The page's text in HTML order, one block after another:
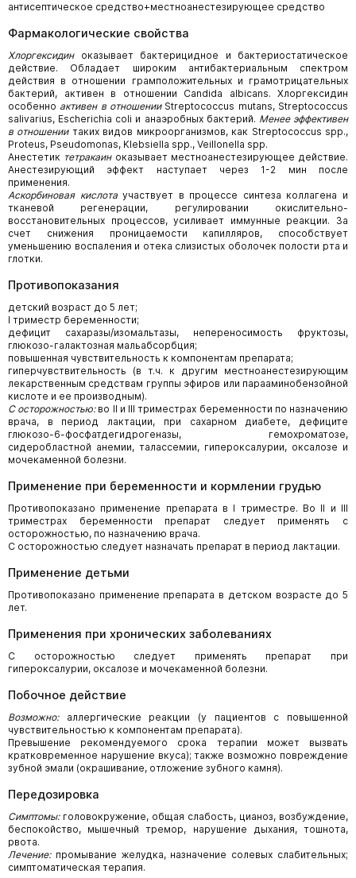
антисептическое средство+местноанестезирующее средство
Фармакологические свойства
Хлоргексидиноказывает бактерицидное и бактериостатическое
действие. Обладает широким антибактериальным спектром
действия в отношении грамположительных и грамотрицательных
бактерий, активен в отношении Candida albicans. Хлоргексидин
особенно активен в отношенииStreptococcus mutans, Streptococcus
salivarius, Escherichia coli и анаэробных бактерий. Менее эффективен
в отношениитаких видов микроорганизмов, как Streptococcus spp.,
Proteus, Pseudomonas, Klebsiella spp., Veillonella spp.
Анестетик тетракаиноказывает местноанестезирующее действие.
Анестезирующий эффект наступает через 1-2 мин после
применения.
Аскорбиновая кислотаучаствует в процессе синтеза коллагена и
тканевой регенерации, регулировании окислительно-
восстановительных процессов, усиливает иммунные реакции. За
счет снижения проницаемости капилляров, способствует
уменьшению воспаления и отека слизистых оболочек полости рта и
глотки.
Противопоказания
детский возраст до 5 лет;
I триместр беременности;
дефицит сахаразы/изомальтазы, непереносимость фруктозы,
глюкозо-галактозная мальабсорбция;
повышенная чувствительность к компонентам препарата;
гиперчувствительность (в т.ч. к другим местноанестезирующим
лекарственным средствам группы эфиров или парааминобензойной
кислоте и ее производным).
С осторожностью: во II и III триместрах беременности по назначению
врача, в период лактации, при сахарном диабете, дефиците
глюкозо-6-фосфатдегидрогеназы, гемохроматозе,
сидеробластной анемии, талассемии, гипероксалурии, оксалозе и
мочекаменной болезни.
Применение при беременности и кормлении грудью
Противопоказано применение препарата в I триместре. Во II и III
триместрах беременности препарат следует применять с
осторожностью, по назначению врача.
С осторожностью следует назначать препарат в период лактации.
Применение детьми
Противопоказано применение препарата в детском возрасте до 5
лет.
Применения при хронических заболеваниях
С осторожностью следует применять препарат при
гипероксалурии, оксалозе и мочекаменной болезни.
Побочное действие
Возможно:аллергические реакции (у пациентов с повышенной
чувствительностью к компонентам препарата).
Превышение рекомендуемого срока терапии может вызвать
кратковременное нарушение вкуса); также возможно повреждение
зубной эмали (окрашивание, отложение зубного камня).
Передозировка
Симптомы:головокружение, общая слабость, цианоз, возбуждение,
беспокойство, мышечный тремор, нарушение дыхания, тошнота,
рвота.
Лечение:промывание желудка, назначение солевых слабительных;
симптоматическая терапия.